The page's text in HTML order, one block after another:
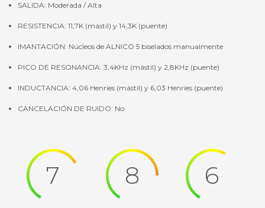
SALIDA: Moderada / Alta
RESISTENCIA: 11,7K (mástil) y 14,3K (puente)
IMANTACIÓN: Núcleos de ALNICO 5 biselados manualmente
PICO DE RESONANCIA: 3,4KHz (mástil) y 2,8KHz (puente)
INDUCTANCIA: 4,06 Henries (mástil) y 6,03 Henries (puente)
CANCELACIÓN DE RUIDO: No
7 8 6